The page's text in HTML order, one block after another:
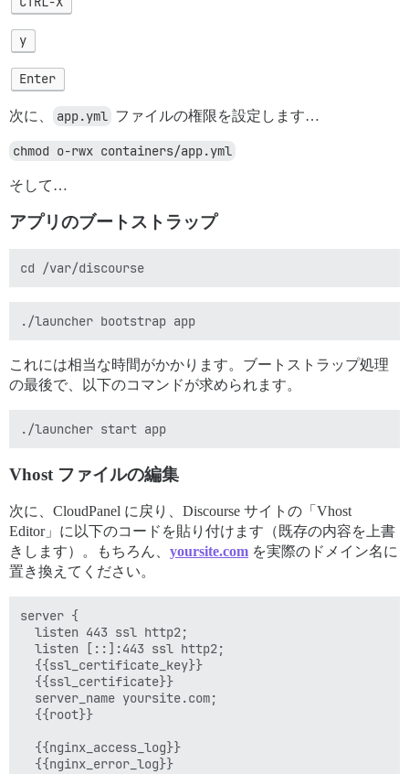
y
Enter
次に、 app.yml ファイルの権限を設定します…
chmod o-rwx containers/app.yml
そして…
アプリのブートストラップ
これには相当な時間がかかります。ブートストラップ処理
の最後で、以下のコマンドが求められます。
Vhost ファイルの編集
次に、CloudPanel に戻り、Discourse サイトの「Vhost
Editor」に以下のコードを貼り付けます（既存の内容を上書
きします）。もちろん、 yoursite.com を実際のドメイン名に
置き換えてください。
server {
  listen 443 ssl http2;
  listen [::]:443 ssl http2;
  {{ssl_certificate_key}}
  {{ssl_certificate}}
  server_name yoursite.com;
  {{root}}
  {{nginx_access_log}}
  {{nginx_error_log}}